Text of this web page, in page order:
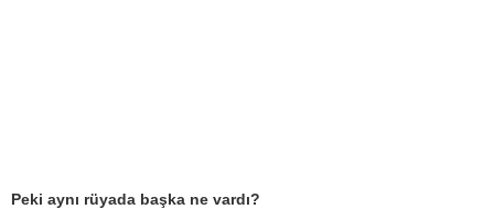
Peki aynı rüyada başka ne vardı?